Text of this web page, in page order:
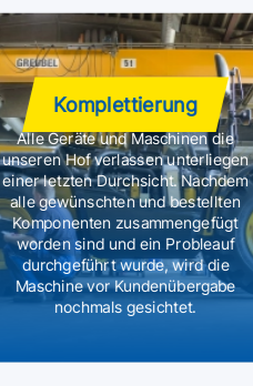
Komplettierung
Alle Geräte und Maschinen die
unseren Hof verlassen unterliegen
einer letzten Durchsicht. Nachdem
alle gewünschten und bestellten
Komponenten zusammengefügt
worden sind und ein Probleauf
durchgeführt wurde, wird die
Maschine vor Kundenübergabe
nochmals gesichtet.